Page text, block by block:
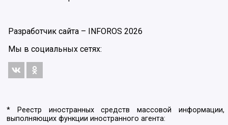
Разработчик сайта – INFOROS 2026
Мы в социальных сетях:
* Реестр иностранных средств массовой информации,
выполняющих функции иностранного агента: